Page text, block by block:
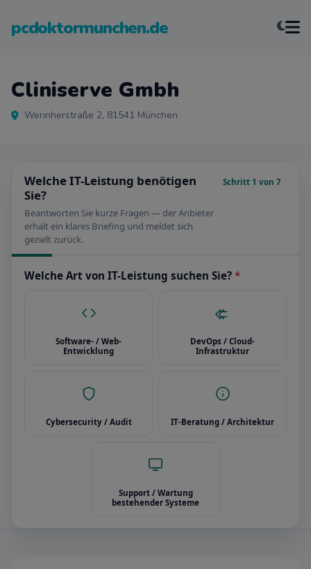
pcdoktormunchen.de
Cliniserve Gmbh
Werinherstraße 2, 81541 München
Welche IT-Leistung benötigen
Sie?
Beantworten Sie kurze Fragen — der Anbieter
erhält ein klares Briefing und meldet sich
gezielt zurück.
Schritt 1 von 7
Welche Art von IT-Leistung suchen Sie? *
Software- / Web-
Entwicklung
DevOps / Cloud-
Infrastruktur
Cybersecurity / Audit IT-Beratung / Architektur
Support / Wartung
bestehender Systeme